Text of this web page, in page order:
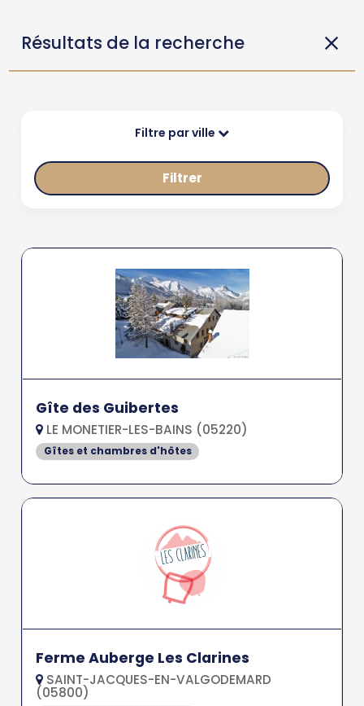
Résultats de la recherche
Filtre par ville
Filtrer
Gîte des Guibertes
LE MONETIER-LES-BAINS (05220)
Gîtes et chambres d'hôtes
Ferme Auberge Les Clarines
SAINT-JACQUES-EN-VALGODEMARD
(05800)